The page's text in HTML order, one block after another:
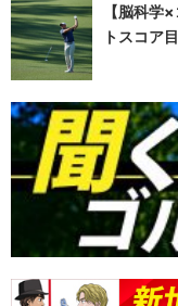
【脳科学
トスコア